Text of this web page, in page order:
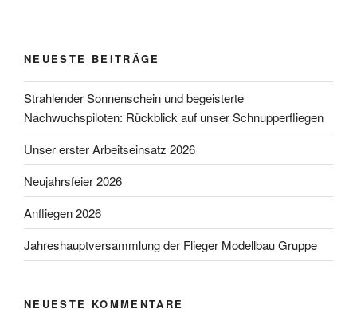
NEUESTE BEITRÄGE
Strahlender Sonnenschein und begeisterte
Nachwuchspiloten: Rückblick auf unser Schnupperfliegen
Unser erster Arbeitseinsatz 2026
Neujahrsfeier 2026
Anfliegen 2026
Jahreshauptversammlung der Flieger Modellbau Gruppe
NEUESTE KOMMENTARE